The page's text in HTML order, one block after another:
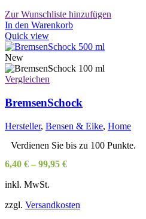
Zur Wunschliste hinzufügen
In den Warenkorb
Quick view
New
Vergleichen
BremsenSchock
Hersteller, Bensen & Eike, Home
Verdienen Sie bis zu 100 Punkte.
6,40 € – 99,95 €
inkl. MwSt.
zzgl. Versandkosten